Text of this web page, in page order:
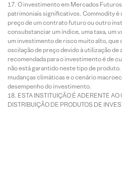
O investimento em Mercados
patrimoniais significativos. Commodity
preço de um contrato futuro ou outro
consubstanciar um índice, uma taxa, um
um investimento de risco muito alto, que
oscilação de preço devido à utilização de
recomendada para o investimento é de
não está garantido neste tipo de
mudanças climáticas e o cenário
desempenho do investimento.
ESTA INSTITUIÇÃO É ADERENTE
DISTRIBUIÇÃO DE PRODUTOS DE